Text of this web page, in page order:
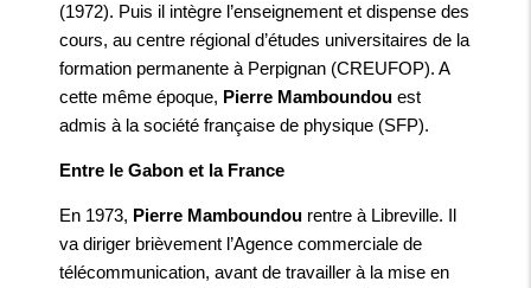
(1972). Puis il intègre l’enseignement et dispense des
cours, au centre régional d’études universitaires de la
formation permanente à Perpignan (CREUFOP). A
cette même époque, Pierre Mamboundou est
admis à la société française de physique (SFP).
Entre le Gabon et la France
En 1973, Pierre Mamboundou rentre à Libreville. Il
va diriger brièvement l’Agence commerciale de
télécommunication, avant de travailler à la mise en